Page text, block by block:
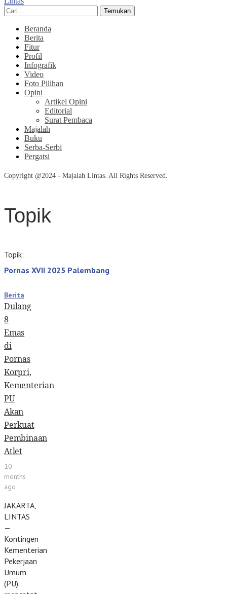
Temukan
Beranda
Berita
Fitur
Profil
Infografik
Video
Foto Pilihan
Opini
Artikel Opini
Editorial
Surat Pembaca
Majalah
Buku
Serba-Serbi
Pergatsi
Copyright @2024 - Majalah Lintas. All Rights Reserved.
Topik
Topik:
Pornas XVII 2025 Palembang
Berita
Dulang
8
Emas
di
Pornas
Korpri,
Kementerian
PU
Akan
Perkuat
Pembinaan
Atlet
10
months
ago
JAKARTA,
LINTAS
—
Kontingen
Kementerian
Pekerjaan
Umum
(PU)